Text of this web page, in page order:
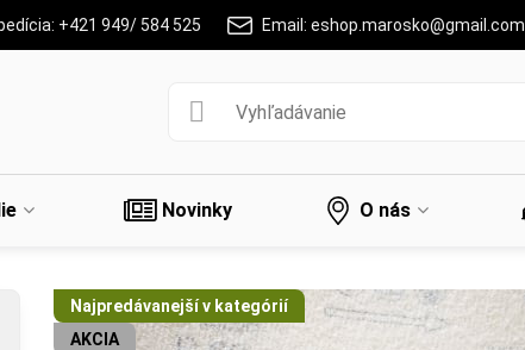
+421 949/ 584 525 Email: eshop.marosko@gmail.com
Novinky O nás
Najpredávanejší v kategórií
AKCIA